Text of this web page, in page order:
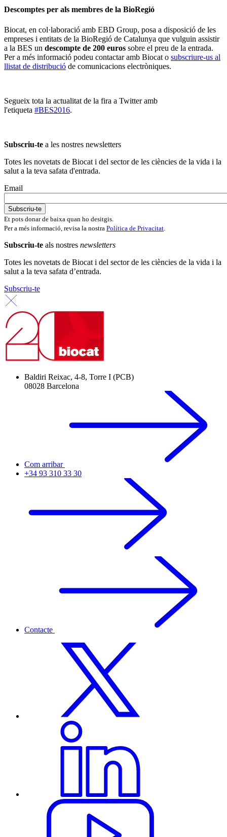
Descomptes per als membres de la BioRegió
Biocat, en col·laboració amb EBD Group, posa a disposició de les
empreses i entitats de la BioRegió de Catalunya que vulguin assistir
a la BES un descompte de 200 euros sobre el preu de la entrada.
Per a més informació podeu contactar amb Biocat o subscriure-us al
llistat de distribució de comunicacions electròniques.
Segueix tota la actualitat de la fira a Twitter amb
l'etiqueta #BES2016.
Subscriu-te a les nostres newsletters
Totes les novetats de Biocat i del sector de les ciències de la vida i la
salut a la teva safata d'entrada.
Email
Et pots donar de baixa quan ho desitgis.
Per a més informació, revisa la nostra Política de Privacitat
Subscriu-te als nostres newsletters
Totes les novetats de Biocat i del sector de les ciències de la vida i la
salut a la teva safata d’entrada.
Subscriu-te
Baldiri Reixac, 4-8, Torre I (PCB)
08028 Barcelona
Com arribar
+34 93 310 33 30
Contacte